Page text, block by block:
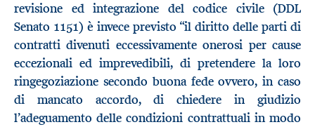
revisione ed integrazione del codice civile (DDL
Senato 1151) è invece previsto “il diritto delle parti di
contratti divenuti eccessivamente onerosi per cause
eccezionali ed imprevedibili, di pretendere la loro
ringegoziazione secondo buona fede ovvero, in caso
di mancato accordo, di chiedere in giudizio
l’adeguamento delle condizioni contrattuali in modo